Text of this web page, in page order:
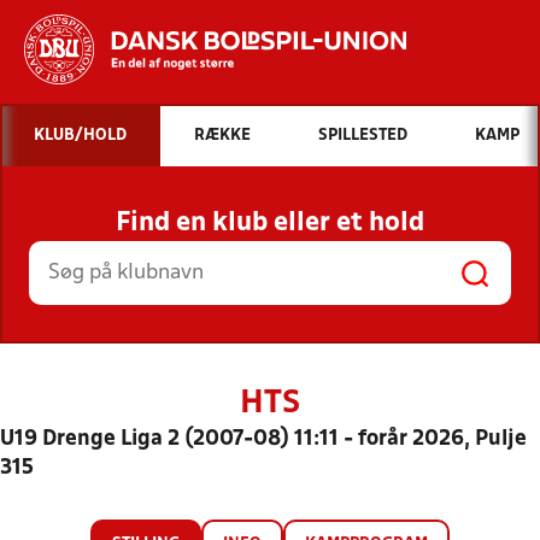
Hvad vil du søge efter?
INDHOLD OG NYHEDER
STILLINGER, RESULTATER, KLUBBER OG
HOLD
KLUB/HOLD RÆKKE SPILLESTED KAMP
Find en klub eller et hold
HTS
U19 Drenge Liga 2 (2007-08) 11:11 - forår 2026, Pulje
315